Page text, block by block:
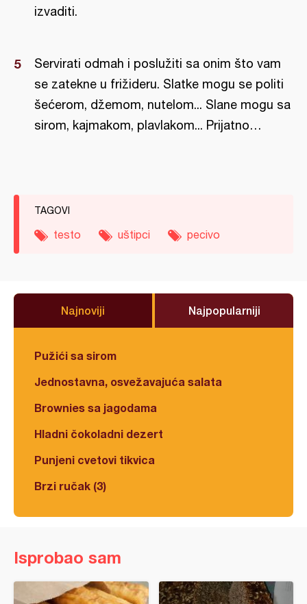
izvaditi.
Servirati odmah i poslužiti sa onim što vam
se zatekne u frižideru. Slatke mogu se politi
šećerom, džemom, nutelom... Slane mogu sa
sirom, kajmakom, plavlakom... Prijatno…
TAGOVI
testo uštipci pecivo
Najnoviji Najpopularniji
Pužići sa sirom
Jednostavna, osvežavajuća salata
Brownies sa jagodama
Hladni čokoladni dezert
Punjeni cvetovi tikvica
Brzi ručak (3)
Isprobao sam